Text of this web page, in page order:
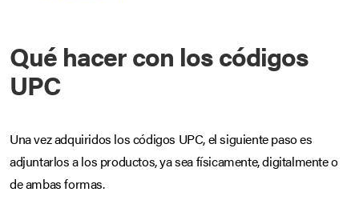
Qué hacer con los códigos
UPC
Una vez adquiridos los códigos UPC, el siguiente paso es
adjuntarlos a los productos, ya sea físicamente, digitalmente o
de ambas formas.